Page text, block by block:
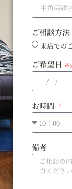
ご相談方法
来店での
ご希望日 ※
お時間
備考